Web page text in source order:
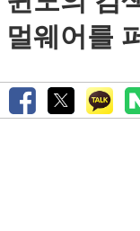
멀웨어를